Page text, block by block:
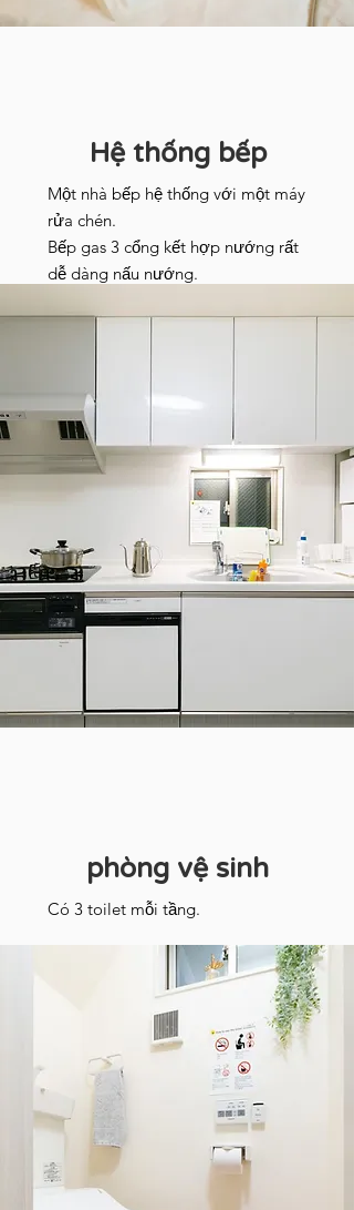
Hệ thống bếp
Một nhà bếp hệ thống với một máy
rửa chén.
Bếp gas 3 cổng kết hợp nướng rất
dễ dàng nấu nướng.
phòng vệ sinh
Có 3 toilet mỗi tầng.